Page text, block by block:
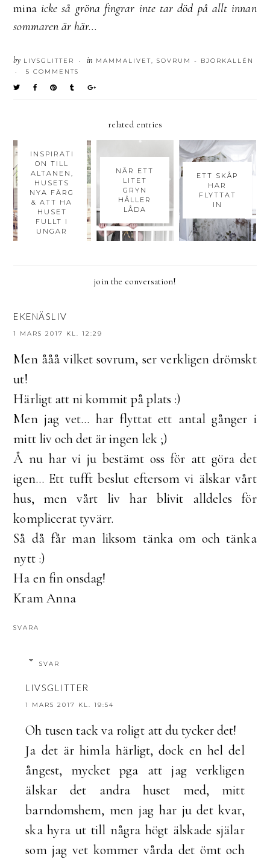
mina icke så gröna fingrar inte tar död på allt innan
sommaren är här...
by LIVSGLITTER • in MAMMALIVET, SOVRUM - BJÖRKALLÉN
• 5 COMMENTS
related entries
INSPIRATI
ON TILL
ALTANEN,
HUSETS
NYA FÄRG
& ATT HA
HUSET
FULLT I
UNGAR
NÄR ETT
LITET
GRYN
HÅLLER
LÅDA
ETT SKÅP
HAR
FLYTTAT
IN
join the conversation!
EKENÄSLIV
1 MARS 2017 KL. 12:29
Men ååå vilket sovrum, ser verkligen drömskt
ut!
Härligt att ni kommit på plats :)
Men jag vet... har flyttat ett antal gånger i
mitt liv och det är ingen lek ;)
Å nu har vi ju bestämt oss för att göra det
igen... Ett tufft beslut eftersom vi älskar vårt
hus, men vårt liv har blivit alldeles för
komplicerat tyvärr.
Så då får man liksom tänka om och tänka
nytt :)
Ha en fin onsdag!
Kram Anna
SVARA
SVAR
LIVSGLITTER
1 MARS 2017 KL. 19:54
Oh tusen tack va roligt att du tycker det!
Ja det är himla härligt, dock en hel del
ångest, mycket pga att jag verkligen
älskar det andra huset med, mitt
barndomshem, men jag har ju det kvar,
ska hyra ut till några högt älskade själar
som jag vet kommer vårda det ömt och